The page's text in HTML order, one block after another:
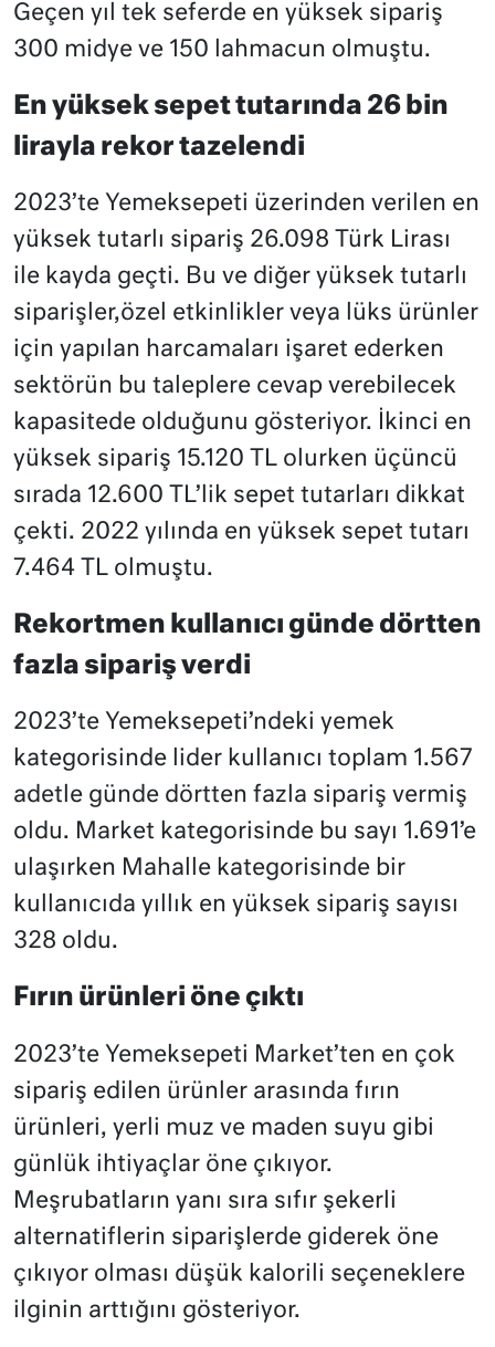
Geçen yıl tek seferde en yüksek sipariş
300 midye ve 150 lahmacun olmuştu.
En yüksek sepet tutarında 26 bin
lirayla rekor tazelendi
2023’te Yemeksepeti üzerinden verilen en
yüksek tutarlı sipariş 26.098 Türk Lirası
ile kayda geçti. Bu ve diğer yüksek tutarlı
siparişler,özel etkinlikler veya lüks ürünler
için yapılan harcamaları işaret ederken
sektörün bu taleplere cevap verebilecek
kapasitede olduğunu gösteriyor. İkinci en
yüksek sipariş 15.120 TL olurken üçüncü
sırada 12.600 TL’lik sepet tutarları dikkat
çekti. 2022 yılında en yüksek sepet tutarı
7.464 TL olmuştu.
Rekortmen kullanıcı günde dörtten
fazla sipariş verdi
2023’te Yemeksepeti’ndeki yemek
kategorisinde lider kullanıcı toplam 1.567
adetle günde dörtten fazla sipariş vermiş
oldu. Market kategorisinde bu sayı 1.691’e
ulaşırken Mahalle kategorisinde bir
kullanıcıda yıllık en yüksek sipariş sayısı
328 oldu.
Fırın ürünleri öne çıktı
2023’te Yemeksepeti Market’ten en çok
sipariş edilen ürünler arasında fırın
ürünleri, yerli muz ve maden suyu gibi
günlük ihtiyaçlar öne çıkıyor.
Meşrubatların yanı sıra sıfır şekerli
alternatiflerin siparişlerde giderek öne
çıkıyor olması düşük kalorili seçeneklere
ilginin arttığını gösteriyor.